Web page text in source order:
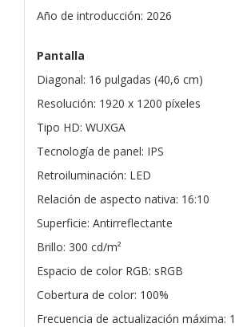
Año de introducción: 2026
Pantalla
Diagonal: 16 pulgadas (40,6 cm)
Resolución: 1920 x 1200 píxeles
Tipo HD: WUXGA
Tecnología de panel: IPS
Retroiluminación: LED
Relación de aspecto nativa: 16:10
Superficie: Antirreflectante
Brillo: 300 cd/m²
Espacio de color RGB: sRGB
Cobertura de color: 100%
Frecuencia de actualización máxima: